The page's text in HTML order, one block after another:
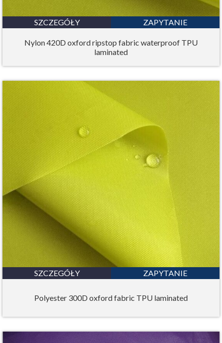
SZCZEGÓŁY ZAPYTANIE
Nylon 420D oxford ripstop fabric waterproof TPU
laminated
SZCZEGÓŁY ZAPYTANIE
Polyester 300D oxford fabric TPU laminated